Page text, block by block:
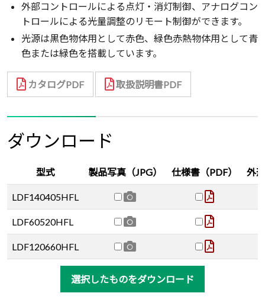
外部コントロールによる点灯・消灯制御、アナログコン
トロールによる光量調整のリモート制御ができます。
光源は黒色物体用として赤色、緑色赤熱物体用として青
色または緑色を搭載しています。
カタログPDF 取扱説明書PDF
ダウンロード
型式 製品写真（JPG） 仕様書（PDF） 外
LDF140405HFL
LDF60520HFL
LDF120660HFL
選択したものをダウンロード